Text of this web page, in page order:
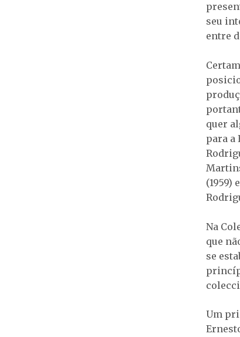
seu
entre
quer
para a
(1959)
Na
que
se
Um